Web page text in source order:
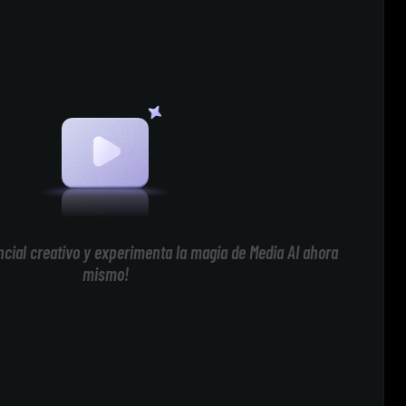
creativo y experimenta la magia de Media AI ahora
mismo!